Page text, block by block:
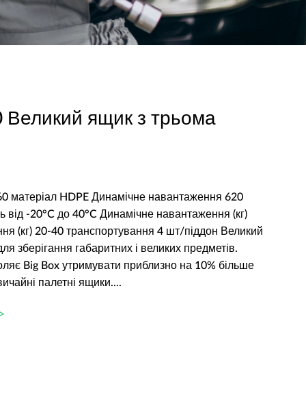
ящик з трьома
матеріал HDPE Динамічне навантаження 620
від -20°C до 40°C Динамічне навантаження (кг)
(кг) 20-40 транспортування 4 шт/піддон Великий
зберігання габаритних і великих предметів.
Big Box утримувати приблизно на 10% більше
палетні ящики....